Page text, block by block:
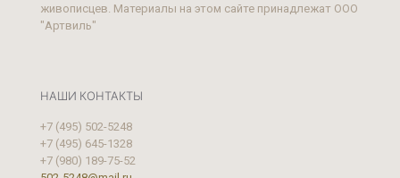
живописцев. Материалы на этом сайте принадлежат ООО
"Артвиль"
НАШИ КОНТАКТЫ
+7 (495) 502-5248
+7 (495) 645-1328
+7 (980) 189-75-52